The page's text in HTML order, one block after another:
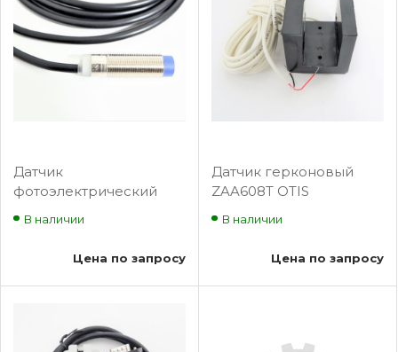
Датчик
фотоэлектрический
В наличии
Цена по запросу
Датчик герконовый
ZAA608T OTIS
В наличии
Цена по запросу